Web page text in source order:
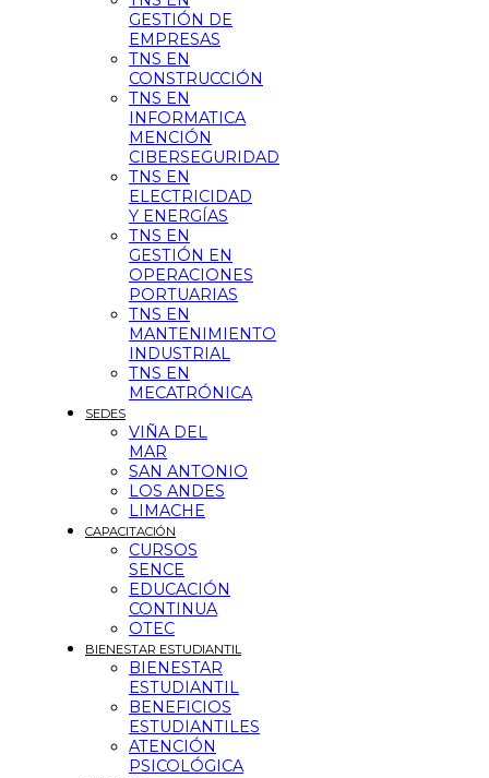
GESTIÓN DE
EMPRESAS
TNS EN
CONSTRUCCIÓN
TNS EN
INFORMATICA
MENCIÓN
CIBERSEGURIDAD
TNS EN
ELECTRICIDAD
Y ENERGÍAS
TNS EN
GESTIÓN EN
OPERACIONES
PORTUARIAS
TNS EN
MANTENIMIENTO
INDUSTRIAL
TNS EN
MECATRÓNICA
SEDES
VIÑA DEL
MAR
SAN ANTONIO
LOS ANDES
LIMACHE
CAPACITACIÓN
CURSOS
SENCE
EDUCACIÓN
CONTINUA
OTEC
BIENESTAR ESTUDIANTIL
BIENESTAR
ESTUDIANTIL
BENEFICIOS
ESTUDIANTILES
ATENCIÓN
PSICOLÓGICA